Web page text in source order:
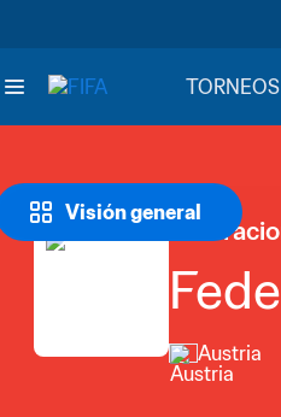
Visión general
Austria